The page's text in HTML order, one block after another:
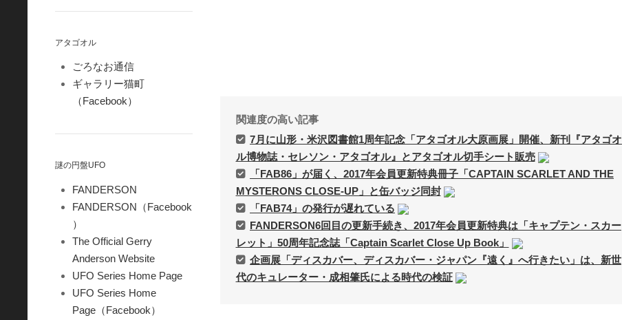
アタゴオル
ごろなお通信
ギャラリー猫町
（Facebook）
謎の円盤UFO
FANDERSON
FANDERSON（Facebook
）
The Official Gerry
Anderson Website
UFO Series Home Page
UFO Series Home
Page（Facebook）
関連度の高い記事
7月に山形・米沢図書館1周年記念「アタゴオル大原画展」開催、新刊『アタゴオ
ル博物誌・セレソン・アタゴオル』とアタゴオル切手シート販売
「FAB86」が届く、2017年会員更新特典冊子「CAPTAIN SCARLET AND THE
MYSTERONS CLOSE-UP」と缶バッジ同封
「FAB74」の発行が遅れている
FANDERSON6回目の更新手続き、2017年会員更新特典は「キャプテン・スカー
レット」50周年記念誌「Captain Scarlet Close Up Book」
企画展「ディスカバー、ディスカバー・ジャパン『遠く』へ行きたい」は、新世
代のキュレーター・成相肇氏による時代の検証